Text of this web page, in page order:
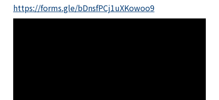
https://forms.gle/bDnsfPCj1uXKowoo9